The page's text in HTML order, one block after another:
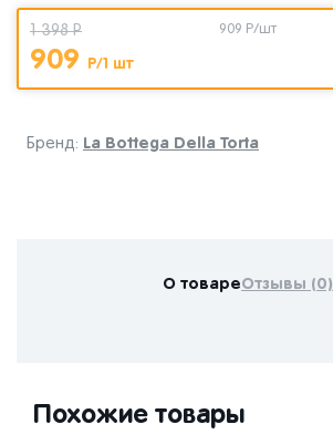
Бренд: La Bottega Della Torta
1 398 Р
909 Р/1 шт
909 Р/шт
О товареОтзывы (0)
Похожие товары